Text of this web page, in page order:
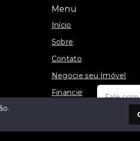
Fale
para
Menu
Início
Sobre
Contato
Negocie seu Imóvel
Financie